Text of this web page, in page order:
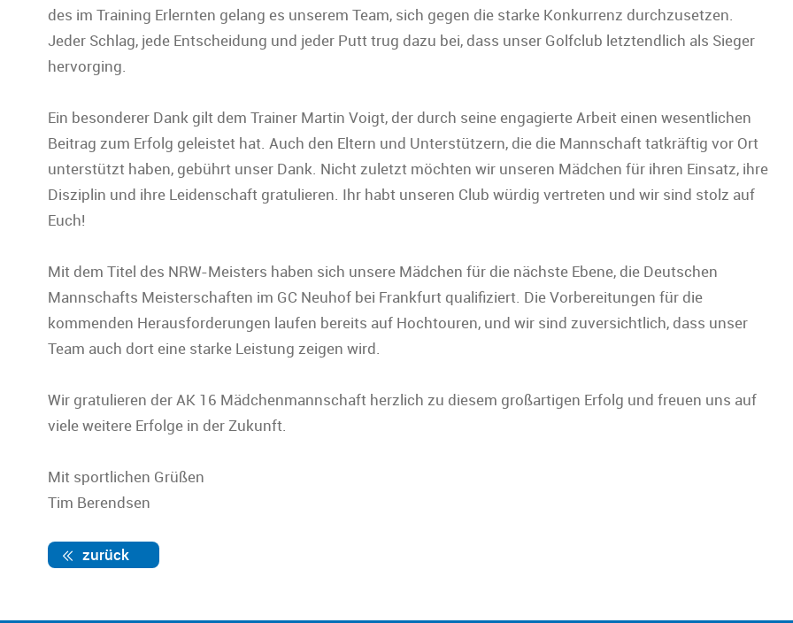
des im Training Erlernten gelang es unserem Team, sich gegen die starke Konkurrenz durchzusetzen.
Jeder Schlag, jede Entscheidung und jeder Putt trug dazu bei, dass unser Golfclub letztendlich als Sieger
hervorging.
Ein besonderer Dank gilt dem Trainer Martin Voigt, der durch seine engagierte Arbeit einen wesentlichen
Beitrag zum Erfolg geleistet hat. Auch den Eltern und Unterstützern, die die Mannschaft tatkräftig vor Ort
unterstützt haben, gebührt unser Dank. Nicht zuletzt möchten wir unseren Mädchen für ihren Einsatz, ihre
Disziplin und ihre Leidenschaft gratulieren. Ihr habt unseren Club würdig vertreten und wir sind stolz auf
Euch!
Mit dem Titel des NRW-Meisters haben sich unsere Mädchen für die nächste Ebene, die Deutschen
Mannschafts Meisterschaften im GC Neuhof bei Frankfurt qualifiziert. Die Vorbereitungen für die
kommenden Herausforderungen laufen bereits auf Hochtouren, und wir sind zuversichtlich, dass unser
Team auch dort eine starke Leistung zeigen wird.
Wir gratulieren der AK 16 Mädchenmannschaft herzlich zu diesem großartigen Erfolg und freuen uns auf
viele weitere Erfolge in der Zukunft.
Mit sportlichen Grüßen
Tim Berendsen
zurück